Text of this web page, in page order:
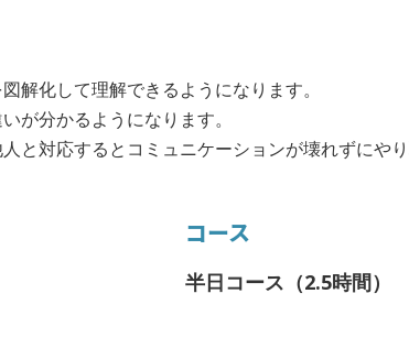
解化して理解できるようになります。
が分かるようになります。
と対応するとコミュニケーションが壊れずにや
コース
半日コース（2.5時間）